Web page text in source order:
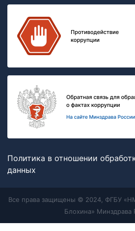
Политика в отношении
данных
Все права защищены © 2024, ФГБУ
Блохина» Минздрава